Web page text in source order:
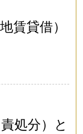
賃貸借）
処分）と